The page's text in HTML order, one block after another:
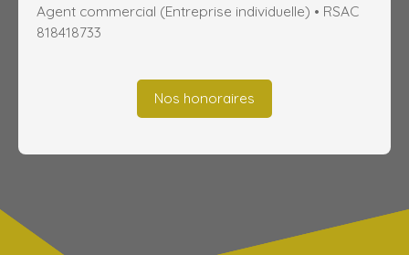
Agent commercial (Entreprise individuelle) • RSAC
818418733
Nos honoraires